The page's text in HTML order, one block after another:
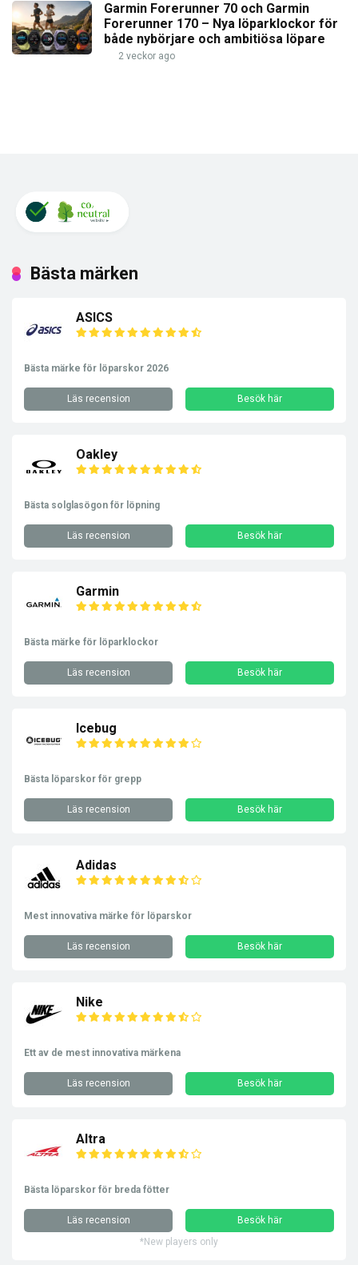
Garmin Forerunner 70 och Garmin
Forerunner 170 – Nya löparklockor för
både nybörjare och ambitiösa löpare
2 veckor ago
Bästa märken
ASICS
Bästa märke för löparskor 2026
Läs recension Besök här
Oakley
Bästa solglasögon för löpning
Läs recension Besök här
Garmin
Bästa märke för löparklockor
Läs recension Besök här
Icebug
Bästa löparskor för grepp
Läs recension Besök här
Adidas
Mest innovativa märke för löparskor
Läs recension Besök här
Nike
Ett av de mest innovativa märkena
Läs recension Besök här
Altra
Bästa löparskor för breda fötter
Läs recension
Besök här
*New players only